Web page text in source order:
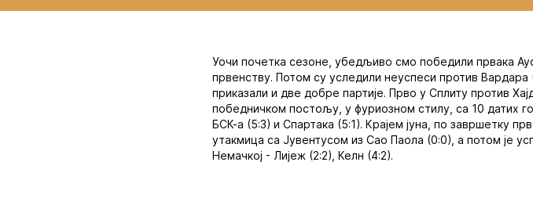
Уочи почетка сезоне, убедљиво смо победили првака
првенству. Потом су уследили неуспеси против
приказали и две добре партије. Прво у Сплиту против
победничком постољу, у фуриозном стилу, са 10 датих
БСК-а (5:3) и Спартака (5:1). Крајем јуна, по завршетку
утакмица са Јувентусом из Сао Паола (0:0), а потом је
Немачкој - Лијеж (2:2), Келн (4:2).